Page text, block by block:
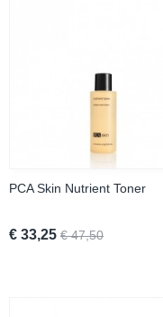
PCA Skin Nutrient Toner
€ 33,25 € 47,50